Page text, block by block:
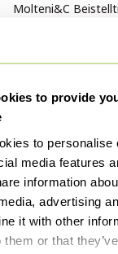
to provide
to personalise
media features
information
advertising
it with other
them or that
Molteni&C
Nach Material
Holz
Aluminium
Korbgeflecht
Esszimmergarnitur